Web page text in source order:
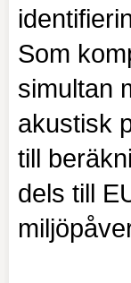
Som
simultan
akustisk
till
dels till